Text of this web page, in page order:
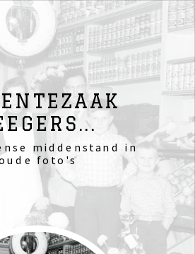
middenstand in
foto's